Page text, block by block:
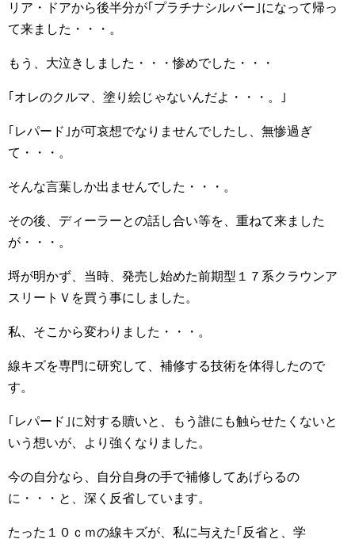
リア・ドアから後半分が｢プラチナシルバー｣になって帰っ
て来ました・・・。
もう、大泣きしました・・・惨めでした・・・
｢オレのクルマ、塗り絵じゃないんだよ・・・。｣
｢レパード｣が可哀想でなりませんでしたし、無惨過ぎ
て・・・。
そんな言葉しか出ませんでした・・・。
その後、ディーラーとの話し合い等を、重ねて来ました
が・・・。
埒が明かず、当時、発売し始めた前期型１７系クラウンア
スリートＶを買う事にしました。
私、そこから変わりました・・・。
線キズを専門に研究して、補修する技術を体得したので
す。
｢レパード｣に対する贖いと、もう誰にも触らせたくないと
いう想いが、より強くなりました。
今の自分なら、自分自身の手で補修してあげらるの
に・・・と、深く反省しています。
たった１０ｃｍの線キズが、私に与えた｢反省と、学